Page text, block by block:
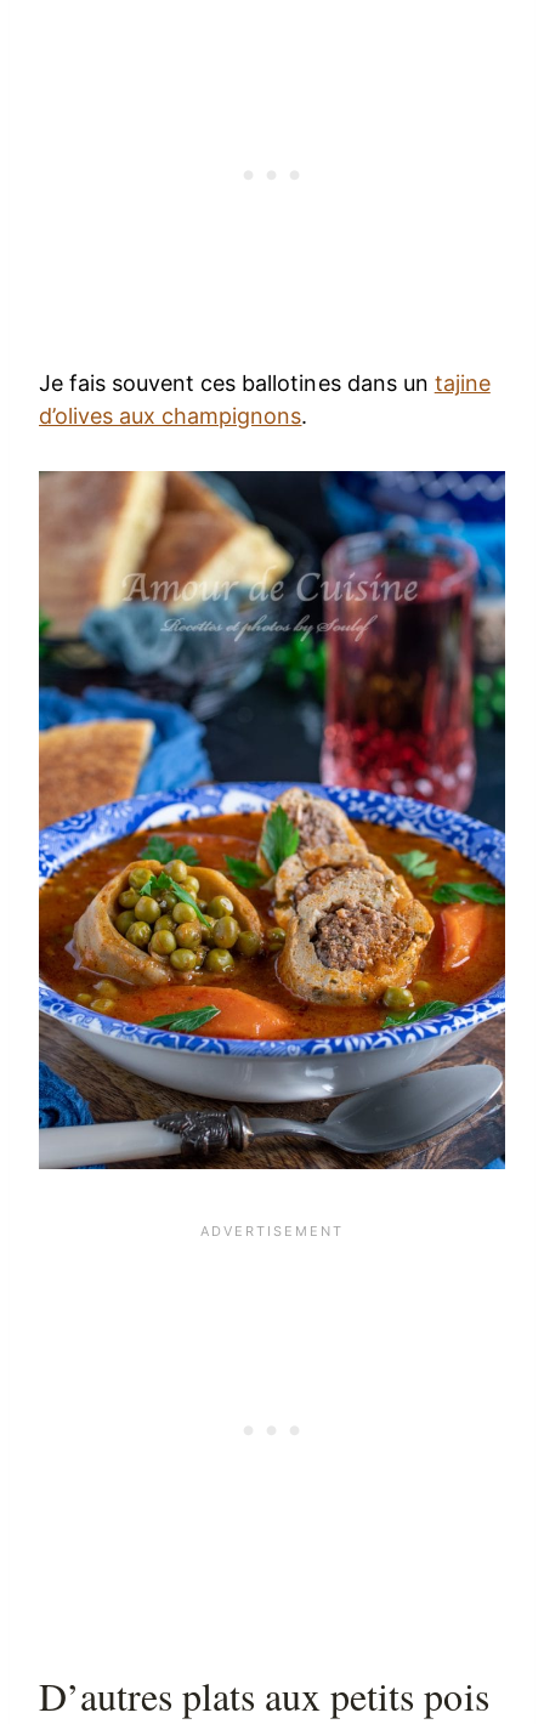
Je fais souvent ces ballotines dans un tajine
d’olives aux champignons.
D’autres plats aux petits pois